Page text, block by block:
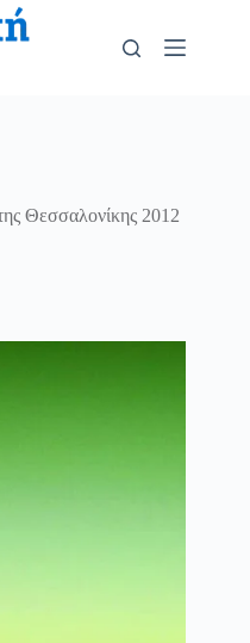
Θεσσαλονίκης 2012